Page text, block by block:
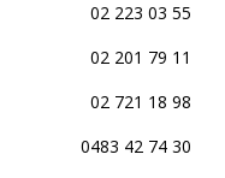
02 223 03 55
02 201 79 11
02 721 18 98
0483 42 74 30